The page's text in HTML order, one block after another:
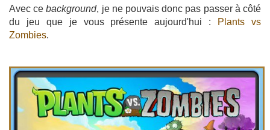
Avec cebackground, je ne pouvais donc pas passer à côté
du jeu que je vous présente aujourd'hui :
Plants vs
Zombies.